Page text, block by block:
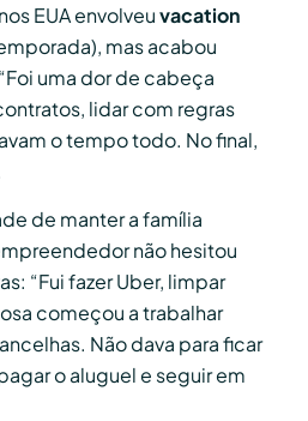
EUA envolveuvacation
mas acabou
uma dor de cabeça
lidar com regras
o tempo todo. No final,
de manter a família
não hesitou
“Fui fazer Uber, limpar
começou a trabalhar
Não dava para ficar
o aluguel e seguir em